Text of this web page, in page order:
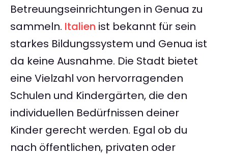
Betreuungseinrichtungen in Genua zu
sammeln. Italien ist bekannt für sein
starkes Bildungssystem und Genua ist
da keine Ausnahme. Die Stadt bietet
eine Vielzahl von hervorragenden
Schulen und Kindergärten, die den
individuellen Bedürfnissen deiner
Kinder gerecht werden. Egal ob du
nach öffentlichen, privaten oder